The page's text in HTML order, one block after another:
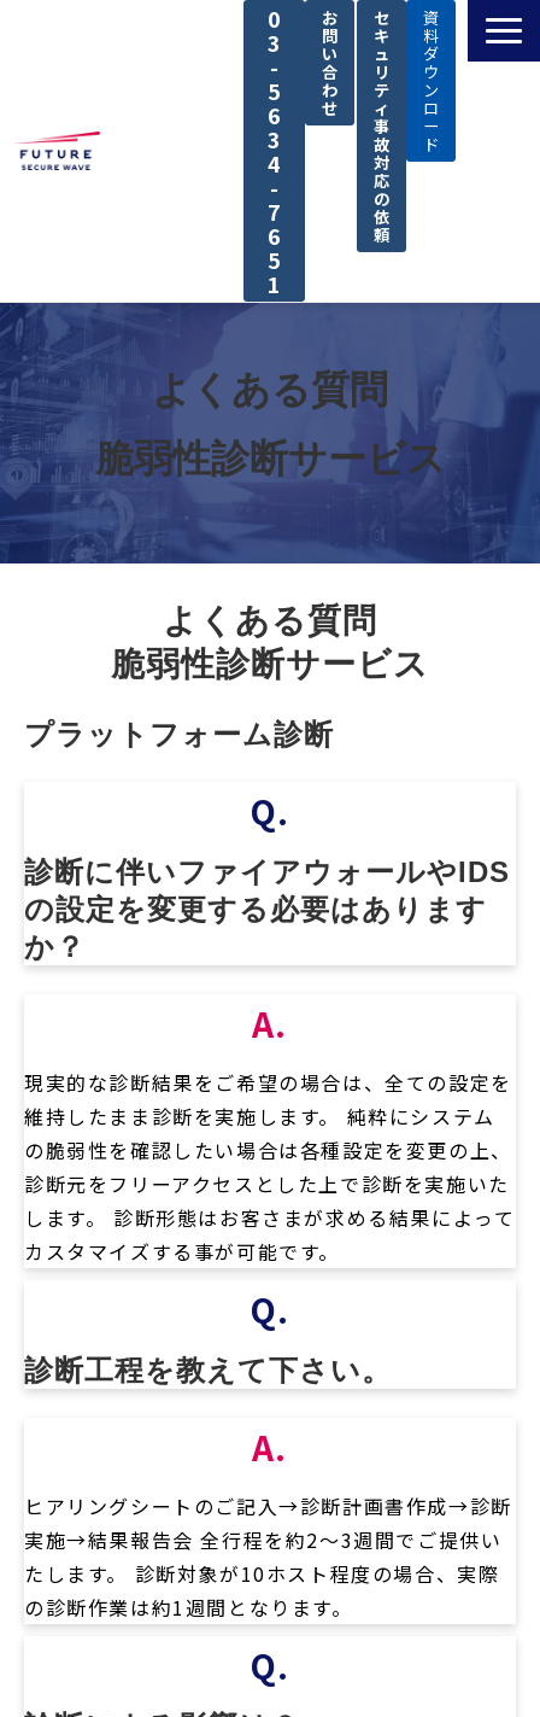
0
3
-
5
6
3
4
-
7
6
5
1
お
問
い
合
わ
せ
セ
キ
ュ
リ
テ
ィ
事
故
対
応
の
依
頼
資
料
ダ
ウ
ン
ロ
ー
ド
私たちの強み
解決できる課題
サービス
導入事例
セミナー/イベント
会社案内
よくある質問
脆弱性診断サービス
よくある質問
脆弱性診断サービス
プラットフォーム診断
Q.
診断に伴いファイアウォールやIDS
の設定を変更する必要はあります
か？
A.
現実的な診断結果をご希望の場合は、全ての設定を
維持したまま診断を実施します。 純粋にシステム
の脆弱性を確認したい場合は各種設定を変更の上、
診断元をフリーアクセスとした上で診断を実施いた
します。 診断形態はお客さまが求める結果によって
カスタマイズする事が可能です。
Q.
診断工程を教えて下さい。
A.
ヒアリングシートのご記入→診断計画書作成→診断
実施→結果報告会 全行程を約2～3週間でご提供い
たします。 診断対象が10ホスト程度の場合、実際
の診断作業は約1週間となります。
Q.